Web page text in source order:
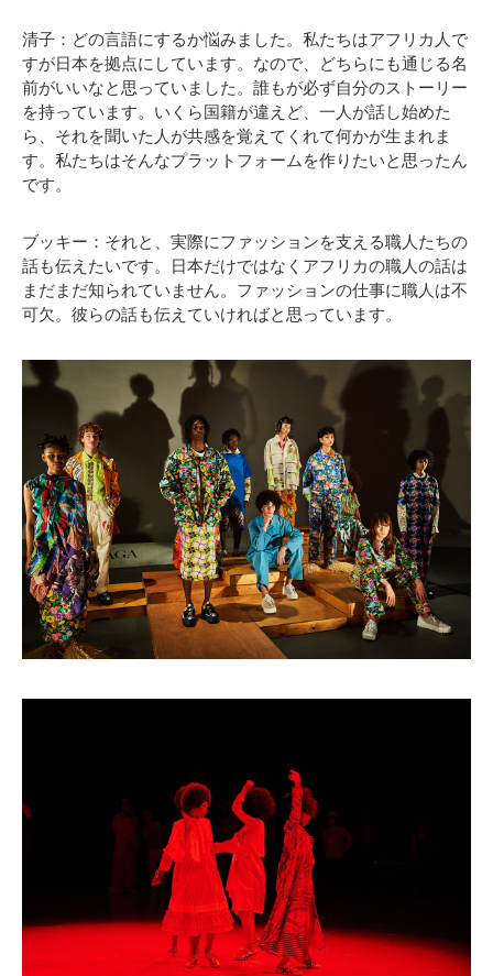
清子：どの言語にするか悩みました。私たちはアフリカ人で
すが日本を拠点にしています。なので、どちらにも通じる名
前がいいなと思っていました。誰もが必ず自分のストーリー
を持っています。いくら国籍が違えど、一人が話し始めた
ら、それを聞いた人が共感を覚えてくれて何かが生まれま
す。私たちはそんなプラットフォームを作りたいと思ったん
です。
ブッキー：それと、実際にファッションを支える職人たちの
話も伝えたいです。日本だけではなくアフリカの職人の話は
まだまだ知られていません。ファッションの仕事に職人は不
可欠。彼らの話も伝えていければと思っています。